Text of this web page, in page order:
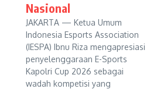
Nasional
JAKARTA — Ketua Umum
Indonesia Esports Association
(IESPA) Ibnu Riza mengapresiasi
penyelenggaraan E-Sports
Kapolri Cup 2026 sebagai
wadah kompetisi yang